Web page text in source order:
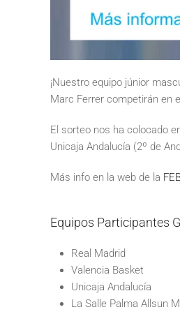
¡Nuestro equipo júnior
Marc Ferrer competirán en
El sorteo nos ha colocado
Unicaja Andalucía (2º de
Más info en la web de la
Equipos Participantes
Real Madrid
Valencia Basket
Unicaja Andalucía
La Salle Palma Allsun